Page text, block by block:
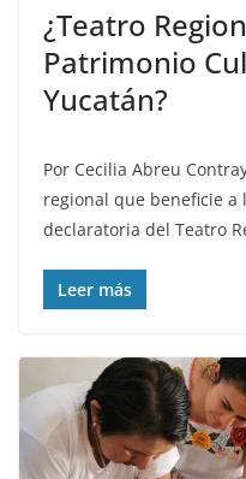
¿Teatro
Patrimonio
Yucatán?
Por Cecilia Abreu
regional que beneficie a
declaratoria del Teatro
Leer más